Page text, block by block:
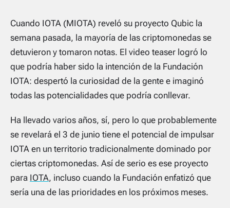
Cuando IOTA (MIOTA) reveló su proyecto Qubic la
semana pasada, la mayoría de las criptomonedas se
detuvieron y tomaron notas. El video teaser logró lo
que podría haber sido la intención de la Fundación
IOTA: despertó la curiosidad de la gente e imaginó
todas las potencialidades que podría conllevar.
Ha llevado varios años, sí, pero lo que probablemente
se revelará el 3 de junio tiene el potencial de impulsar
IOTA en un territorio tradicionalmente dominado por
ciertas criptomonedas. Así de serio es ese proyecto
para IOTA, incluso cuando la Fundación enfatizó que
sería una de las prioridades en los próximos meses.